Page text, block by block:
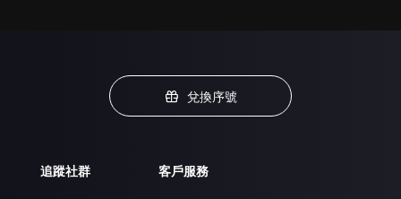
兌換序號
追蹤社群 客戶服務